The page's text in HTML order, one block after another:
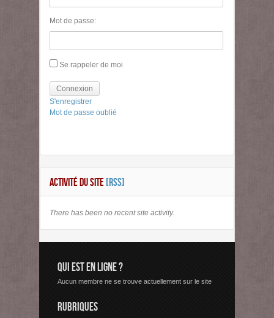
Mot de passe:
Se rappeler de moi
Connexion
S'enregistrer
Mot de passe oublié
ACTIVITÉ DU SITE [RSS]
There has been no recent site activity.
QUI EST EN LIGNE ?
Aucun membre ne se trouve actuellement sur le site
RUBRIQUES